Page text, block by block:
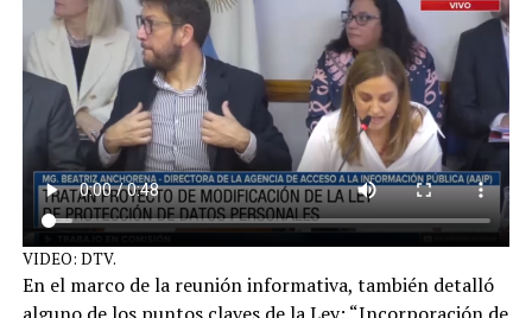
VIDEO: DTV.
En el marco de la reunión informativa, también detalló